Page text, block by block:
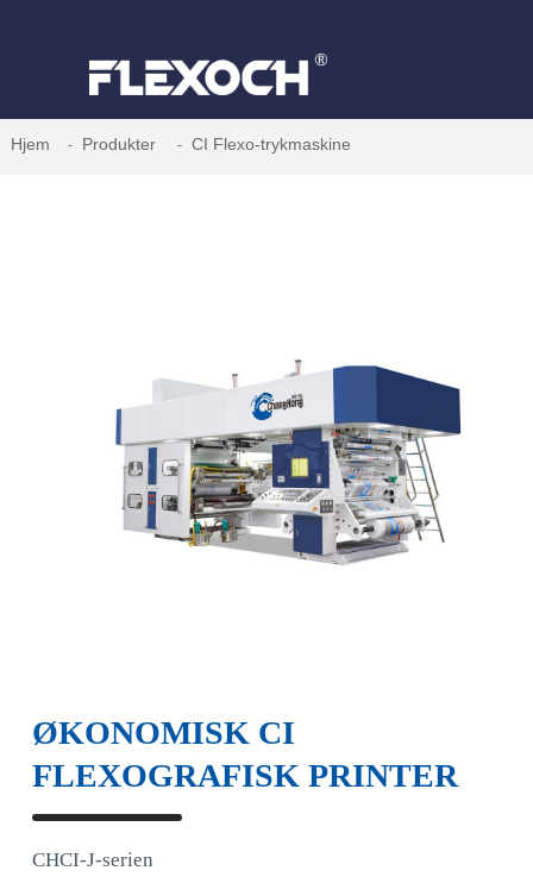
Hjem Produkter CI Flexo-trykmaskine
ØKONOMISK CI
FLEXOGRAFISK PRINTER
CHCI-J-serien